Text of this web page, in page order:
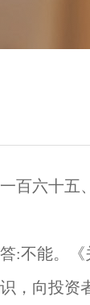
一百六十五
答:不能。《
识，向投资